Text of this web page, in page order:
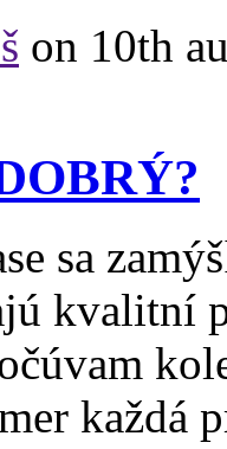
on 10th
sa
kvalitní
každá